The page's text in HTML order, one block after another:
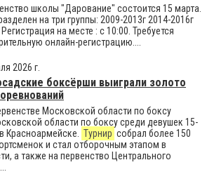
школы "Дарование" состоится 15 марта.
на три группы: 2009-2013г 2014-2016г
на месте : с 10:00. Требуется
онлайн-регистрацию....
2026 г.
боксёрши выиграли золото
Московской области по боксу
области по боксу среди девушек 15-
Красноармейске.
Турнир собрал более 150
и стал отборочным этапом в
а также на первенство Центрального